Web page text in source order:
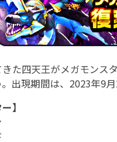
た四天王がメガモンス
出現期間は、2023年9月
】